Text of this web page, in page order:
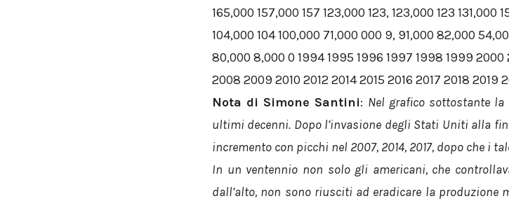
Nota di Simone Santini: Nel grafico sottostante
ultimi decenni. Dopo l’invasione degli Stati Uniti alla
incremento con picchi nel 2007, 2014, 2017, dopo che i
In un ventennio non solo gli americani, che
dall’alto, non sono riusciti ad eradicare la produzione